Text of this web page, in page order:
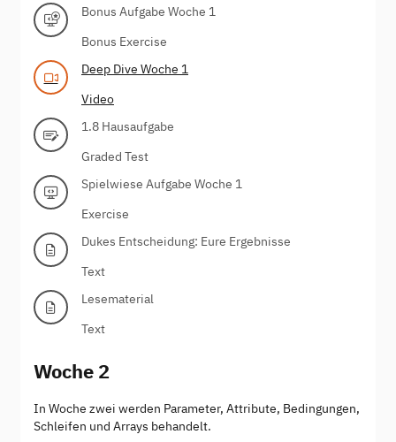
Bonus Aufgabe Woche 1
Bonus Exercise
Deep Dive Woche 1
Video
1.8 Hausaufgabe
Graded Test
Spielwiese Aufgabe Woche 1
Exercise
Dukes Entscheidung: Eure Ergebnisse
Text
Lesematerial
Text
Woche 2
In Woche zwei werden Parameter, Attribute, Bedingungen,
Schleifen und Arrays behandelt.